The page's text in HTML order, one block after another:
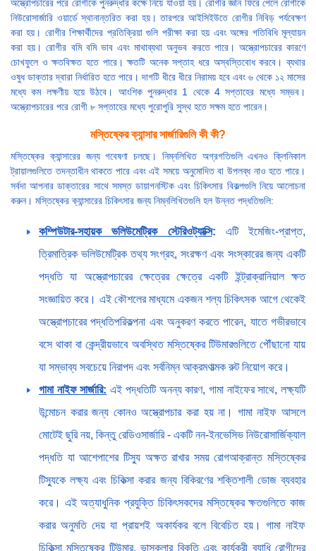
অস্ত্রোপচারের পরে রোগীকে পুনরুদ্ধার কক্ষে নিয়ে যাওয়া হয়। রোগীর জ্ঞান ফিরে পেলে রোগীকে
নিউরোসার্জারি ওয়ার্ডে স্থানান্তরিত করা হয়। তারপরে আইসিইউতে রোগীর নিবিড় পর্যবেক্ষণ
করা হয়। রোগীর শিক্ষার্থীদের প্রতিক্রিয়া গুলি পরীক্ষা করা হয় এবং অঙ্গের গতিবিধি মূল্যায়ন
করা হয়। রোগীর বমি বমি ভাব এবং মাথাব্যথা অনুভব করতে পারে। অস্ত্রোপচারের কারণে
চোখফুলে ও ক্ষতবিক্ষত হতে পারে। ক্ষতটি অনেক সপ্তাহ ধরে অস্বস্তিবোধ করবে। ব্যথার
ওষুধ ডাক্তার দ্বারা নির্ধারিত হতে পারে। দাগটি ধীরে ধীরে নিরাময় হবে এবং ৬ থেকে ১২ মাসের
মধ্যে কম লক্ষণীয় হয়ে উঠবে। আংশিক পুনরুদ্ধার 1 থেকে 4 সপ্তাহের মধ্যে সম্ভব।
অস্ত্রোপচারের পরে রোগী ৮ সপ্তাহের মধ্যে পুরোপুরি সুস্থ হতে সক্ষম হতে পারেন।
মস্তিষ্কের ক্যান্সার সার্জারিগুলি কী কী?
মস্তিষ্কের ক্যান্সারের জন্য গবেষণা চলছে। নিম্নলিখিত অগ্রগতিগুলি এখনও ক্লিনিকাল
ট্রায়ালগুলিতে তদন্তাধীন থাকতে পারে এবং এই সময়ে অনুমোদিত বা উপলব্ধ নাও হতে পারে।
সর্বদা আপনার ডাক্তারের সাথে সমস্ত ডায়াগনস্টিক এবং চিকিৎসার বিকল্পগুলি নিয়ে আলোচনা
করুন। মস্তিষ্কের ক্যান্সারের চিকিৎসার জন্য নিম্নলিখিতগুলি হল উন্নত পদ্ধতিগুলি:
কম্পিউটার-সহায়ক ভলিউমেট্রিক স্টেরিওট্যাক্সি: এটি ইমেজিং-প্রাপ্ত,
ত্রিমাত্রিক ভলিউমেট্রিক তথ্য সংগ্রহ, সংরক্ষণ এবং সংস্কারের জন্য একটি
পদ্ধতি যা অস্ত্রোপচারের ক্ষেত্রের ক্ষেত্রে একটি ইন্ট্রাক্রানিয়াল ক্ষত
সংজ্ঞায়িত করে। এই কৌশলের মাধ্যমে একজন শল্য চিকিৎসক আগে থেকেই
অস্ত্রোপচারের পদ্ধতিপরিকল্পনা এবং অনুকরণ করতে পারেন, যাতে গভীরভাবে
বসে থাকা বা কেন্দ্রীয়ভাবে অবস্থিত মস্তিষ্কের টিউমারগুলিতে পৌঁছানো যায়
যা সম্ভাব্য সবচেয়ে নিরাপদ এবং সর্বনিম্ন আক্রমণাত্মক রুট নিয়োগ করে।
গামা নাইফ সার্জারি: এই পদ্ধতিটি অনন্য কারণ, গামা নাইফের সাথে, লক্ষ্যটি
উন্মোচন করার জন্য কোনও অস্ত্রোপচার করা হয় না। গামা নাইফ আসলে
মোটেই ছুরি নয়, কিন্তু রেডিওসার্জারি - একটি নন-ইনভেসিভ নিউরোসার্জিক্যাল
পদ্ধতি যা আশেপাশের টিস্যু অক্ষত রাখার সময় রোগআক্রান্ত মস্তিষ্কের
টিস্যুকে লক্ষ্য এবং চিকিত্সা করার জন্য বিকিরণের শক্তিশালী ডোজ ব্যবহার
করে। এই অত্যাধুনিক প্রযুক্তি চিকিৎসকদের মস্তিষ্কের ক্ষতগুলিতে কাজ
করার অনুমতি দেয় যা প্রায়শই অকার্যকর বলে বিবেচিত হয়। গামা নাইফ
চিকিত্সা মস্তিষ্কের টিউমার, ভাস্কুলার বিকৃতি এবং কার্যকরী ব্যাধি রোগীদের